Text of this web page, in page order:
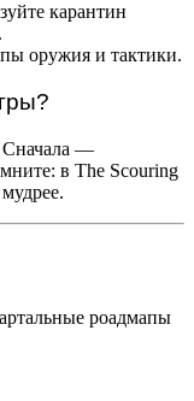
карантин
оружия и тактики.
Сначала —
в The Scouring
роадмапы